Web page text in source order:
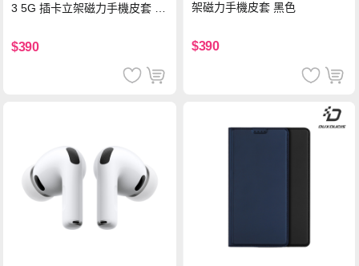
3 5G 插卡立架磁力手機皮套 藍
$390
架磁力手機皮套 黑色
$390